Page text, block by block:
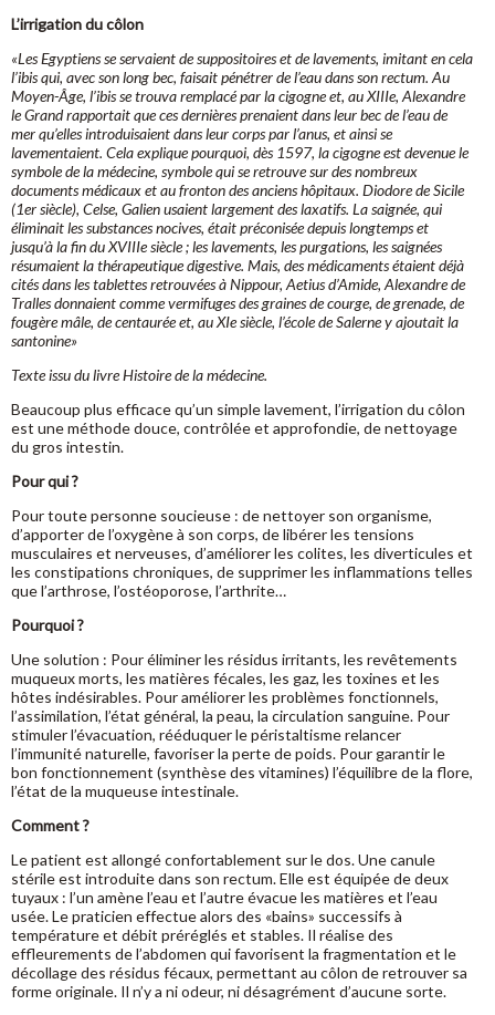
L’irrigation du côlon
«Les Egyptiens se servaient de suppositoires et de lavements, imitant en cela
l’ibis qui, avec son long bec, faisait pénétrer de l’eau dans son rectum. Au
Moyen-Âge, l’ibis se trouva remplacé par la cigogne et, au XIIIe, Alexandre
le Grand rapportait que ces dernières prenaient dans leur bec de l’eau de
mer qu’elles introduisaient dans leur corps par l’anus, et ainsi se
lavementaient. Cela explique pourquoi, dès 1597, la cigogne est devenue le
symbole de la médecine, symbole qui se retrouve sur des nombreux
documents médicaux et au fronton des anciens hôpitaux. Diodore de Sicile
(1er siècle), Celse, Galien usaient largement des laxatifs. La saignée, qui
éliminait les substances nocives, était préconisée depuis longtemps et
jusqu’à la fin du XVIIIe siècle ; les lavements, les purgations, les saignées
résumaient la thérapeutique digestive. Mais, des médicaments étaient déjà
cités dans les tablettes retrouvées à Nippour, Aetius d’Amide, Alexandre de
Tralles donnaient comme vermifuges des graines de courge, de grenade, de
fougère mâle, de centaurée et, au XIe siècle, l’école de Salerne y ajoutait la
santonine»
Texte issu du livre Histoire de la médecine.
Beaucoup plus efficace qu’un simple lavement, l’irrigation du côlon
est une méthode douce, contrôlée et approfondie, de nettoyage
du gros intestin.
Pour qui ?
Pour toute personne soucieuse : de nettoyer son organisme,
d’apporter de l’oxygène à son corps, de libérer les tensions
musculaires et nerveuses, d’améliorer les colites, les diverticules et
les constipations chroniques, de supprimer les inflammations telles
que l’arthrose, l’ostéoporose, l’arthrite…
Pourquoi ?
Une solution : Pour éliminer les résidus irritants, les revêtements
muqueux morts, les matières fécales, les gaz, les toxines et les
hôtes indésirables. Pour améliorer les problèmes fonctionnels,
l’assimilation, l’état général, la peau, la circulation sanguine. Pour
stimuler l’évacuation, rééduquer le péristaltisme relancer
l’immunité naturelle, favoriser la perte de poids. Pour garantir le
bon fonctionnement (synthèse des vitamines) l’équilibre de la flore,
l’état de la muqueuse intestinale.
Comment ?
Le patient est allongé confortablement sur le dos. Une canule
stérile est introduite dans son rectum. Elle est équipée de deux
tuyaux : l’un amène l’eau et l’autre évacue les matières et l’eau
usée. Le praticien effectue alors des «bains» successifs à
température et débit préréglés et stables. Il réalise des
effleurements de l’abdomen qui favorisent la fragmentation et le
décollage des résidus fécaux, permettant au côlon de retrouver sa
forme originale. Il n’y a ni odeur, ni désagrément d’aucune sorte.